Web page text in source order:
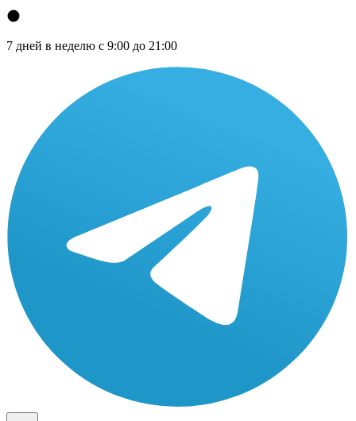
7 дней в неделю с 9:00 до 21:00